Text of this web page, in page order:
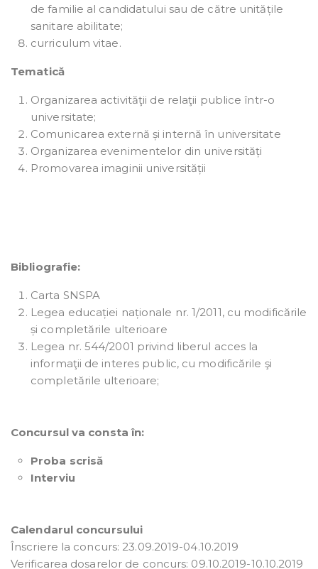
de familie al candidatului sau de către unitățile
sanitare abilitate;
curriculum vitae.
Tematică
Organizarea activităţii de relaţii publice într-o
universitate;
Comunicarea externă și internă în universitate
Organizarea evenimentelor din universități
Promovarea imaginii universității
Bibliografie:
Carta SNSPA
Legea educației naționale nr. 1/2011, cu modificările
și completările ulterioare
Legea nr. 544/2001 privind liberul acces la
informaţii de interes public, cu modificările şi
completările ulterioare;
Concursul va consta în:
Proba scrisă
Interviu
Calendarul concursului
Înscriere la concurs: 23.09.2019-04.10.2019
Verificarea dosarelor de concurs: 09.10.2019-10.10.2019